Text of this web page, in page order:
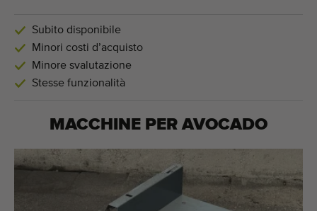
Subito disponibile
Minori costi d’acquisto
Minore svalutazione
Stesse funzionalità
MACCHINE PERAVOCADO